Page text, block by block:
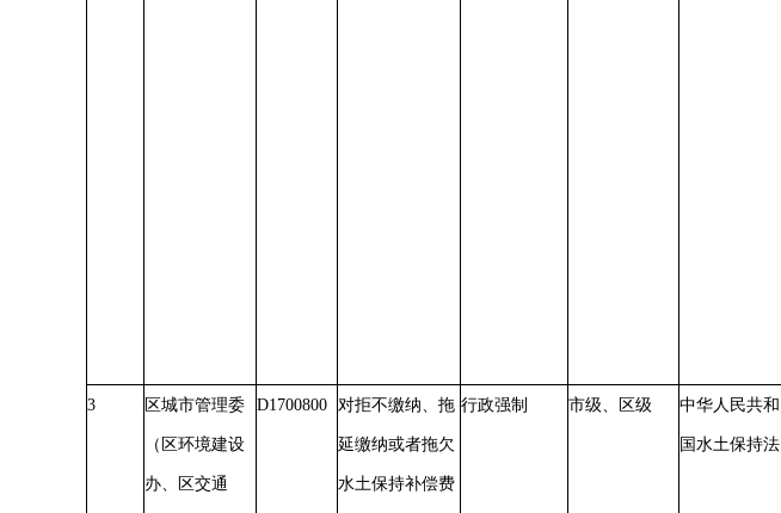
3 区城市管理委
（区环境建设
办、区交通
D1700800 对拒不缴纳、拖
延缴纳或者拖欠
水土保持补偿费
行政强制 市级、区级 中华人民共和
国水土保持法